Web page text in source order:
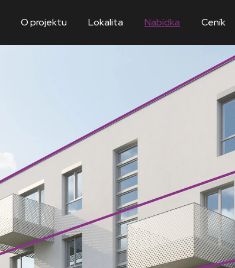
O projektu Lokalita Nabídka Ceník